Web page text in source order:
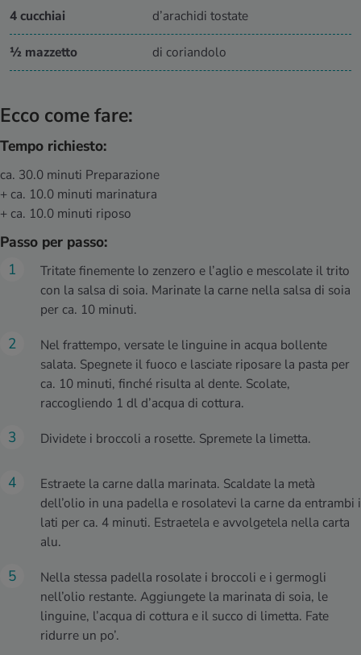
4 cucchiai d’arachidi tostate
½ mazzetto di coriandolo
Ecco come fare:
Tempo richiesto:
ca. 30.0 minuti Preparazione
+ ca. 10.0 minuti marinatura
+ ca. 10.0 minuti riposo
Passo per passo:
Tritate finemente lo zenzero e l’aglio e mescolate il trito
con la salsa di soia. Marinate la carne nella salsa di soia
per ca. 10 minuti.
Nel frattempo, versate le linguine in acqua bollente
salata. Spegnete il fuoco e lasciate riposare la pasta per
ca. 10 minuti, finché risulta al dente. Scolate,
raccogliendo 1 dl d’acqua di cottura.
Dividete i broccoli a rosette. Spremete la limetta.
Estraete la carne dalla marinata. Scaldate la metà
dell’olio in una padella e rosolatevi la carne da entrambi i
lati per ca. 4 minuti. Estraetela e avvolgetela nella carta
alu.
Nella stessa padella rosolate i broccoli e i germogli
nell’olio restante. Aggiungete la marinata di soia, le
linguine, l’acqua di cottura e il succo di limetta. Fate
ridurre un po’.